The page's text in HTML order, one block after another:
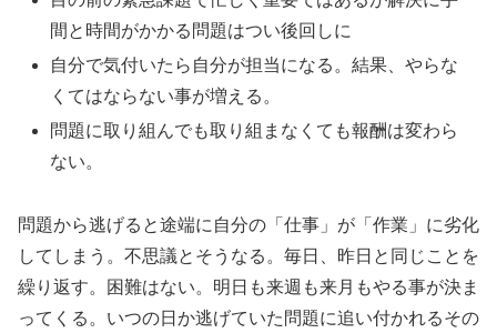
間と時間がかかる問題はつい後回しに
自分で気付いたら自分が担当になる。結果、やらな
くてはならない事が増える。
問題に取り組んでも取り組まなくても報酬は変わら
ない。
問題から逃げると途端に自分の「仕事」が「作業」に劣化
してしまう。不思議とそうなる。毎日、昨日と同じことを
繰り返す。困難はない。明日も来週も来月もやる事が決ま
ってくる。いつの日か逃げていた問題に追い付かれるその